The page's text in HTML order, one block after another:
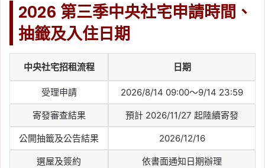
2026 第三季中央社宅申請時間、
抽籤及入住日期
中央社宅招租流程 日期
受理申請 2026/8/14 09:00～9/14 23:59
寄發審查結果 預計 2026/11/27 起陸續寄發
公開抽籤及公告結果 2026/12/16
選屋及簽約 依書面通知日期辦理